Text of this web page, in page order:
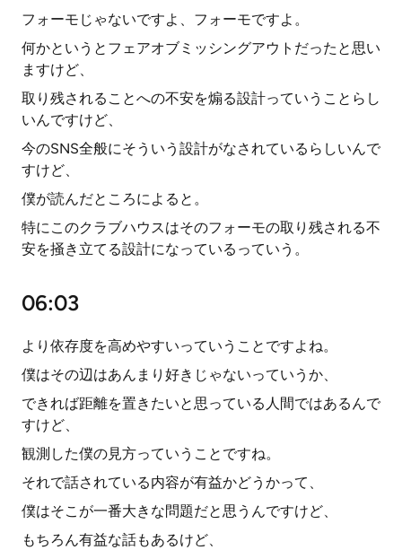
フォーモじゃないですよ、フォーモですよ。
何かというとフェアオブミッシングアウトだったと思い
ますけど、
取り残されることへの不安を煽る設計っていうことらし
いんですけど、
今のSNS全般にそういう設計がなされているらしいんで
すけど、
僕が読んだところによると。
特にこのクラブハウスはそのフォーモの取り残される不
安を掻き立てる設計になっているっていう。
06:03
より依存度を高めやすいっていうことですよね。
僕はその辺はあんまり好きじゃないっていうか、
できれば距離を置きたいと思っている人間ではあるんで
すけど、
観測した僕の見方っていうことですね。
それで話されている内容が有益かどうかって、
僕はそこが一番大きな問題だと思うんですけど、
もちろん有益な話もあるけど、